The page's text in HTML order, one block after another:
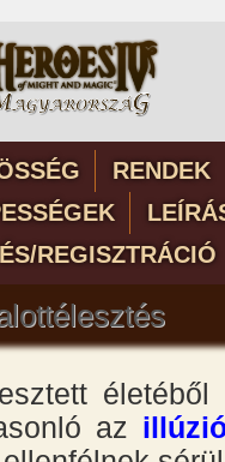
RENDEK
REGISZTRÁCIÓ
az